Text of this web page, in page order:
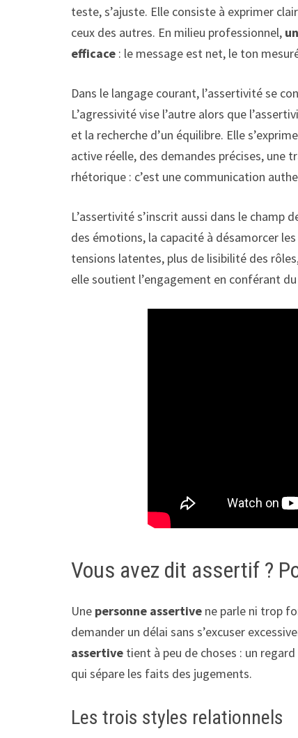
teste, s’ajuste. Elle consiste à exprimer
ceux des autres. En milieu professionnel,
efficace : le message est net, le ton
Dans le langage courant, l’assertivité se
L’agressivité vise l’autre alors que
et la recherche d’un équilibre. Elle
active réelle, des demandes précises, une
rhétorique : c’est une communication
L’assertivité s’inscrit aussi dans le champ
des émotions, la capacité à désamorcer
tensions latentes, plus de lisibilité des
elle soutient l’engagement en conférant
Vous avez dit assertif ?
Une personne assertive ne parle ni trop
demander un délai sans s’excuser
assertive tient à peu de choses : un
qui sépare les faits des jugements.
Les trois styles relationnels